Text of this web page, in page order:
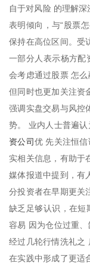
自于对风险 的理解
表明倾向，与“股票
保持在高位区间。受
一部分人表示杨方配
会考虑通过股票 怎
但同时也更加关注资
强调实盘交易与风控
势。 业内人士普遍认
资公司优 先关注恒
实相关信息，有助于
媒体报道中提到，有
分投资者在早期更关
缺乏足够认识，在短
容易 因为仓位过重
经过几轮行情洗礼之
在实践中形成了更适